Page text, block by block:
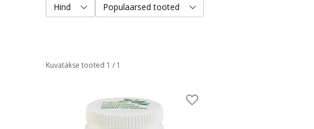
Hind Populaarsed tooted
Kuvatakse tooted 1 / 1